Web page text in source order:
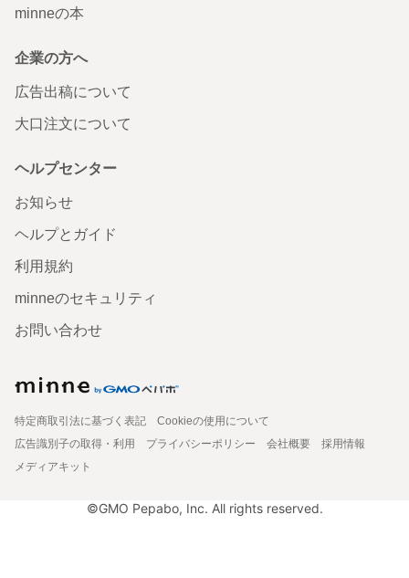
minneの本
企業の方へ
広告出稿について
大口注文について
ヘルプセンター
お知らせ
ヘルプとガイド
利用規約
minneのセキュリティ
お問い合わせ
特定商取引法に基づく表記
Cookieの使用について
広告識別子の取得・利用
プライバシーポリシー 会社概要
採用情報
メディアキット
©GMO Pepabo, Inc. All rights reserved.